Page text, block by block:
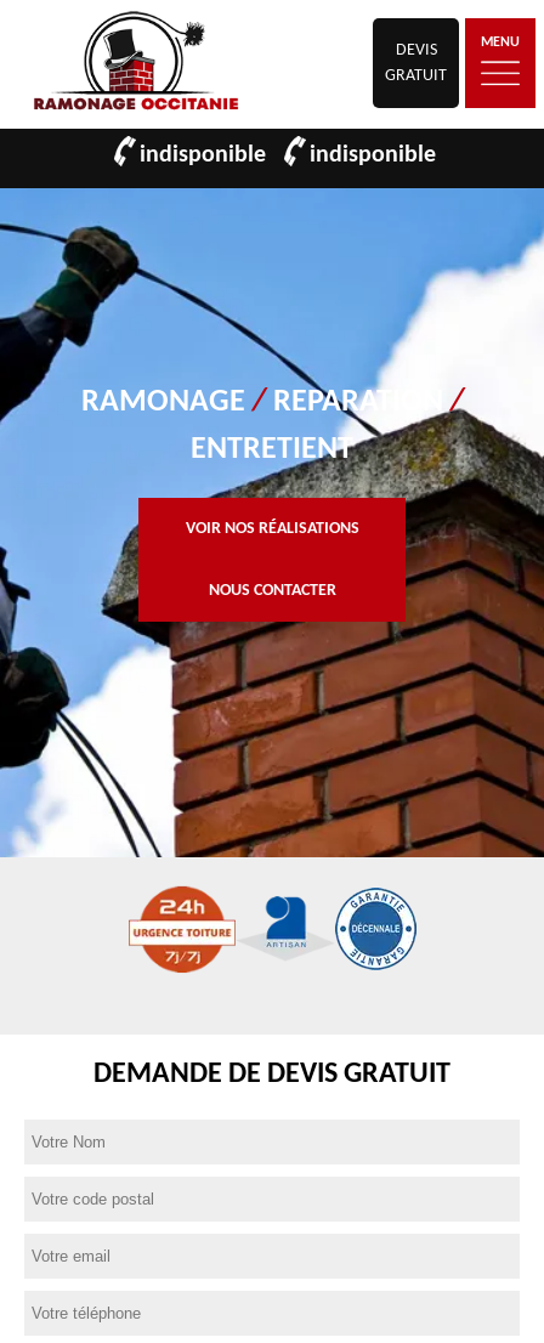
DEVIS
GRATUIT
MENU
indisponible indisponible
RAMONAGE/ REPARATION/
ENTRETIENT
VOIR NOS RÉALISATIONS
NOUS CONTACTER
DEMANDE DE DEVIS GRATUIT